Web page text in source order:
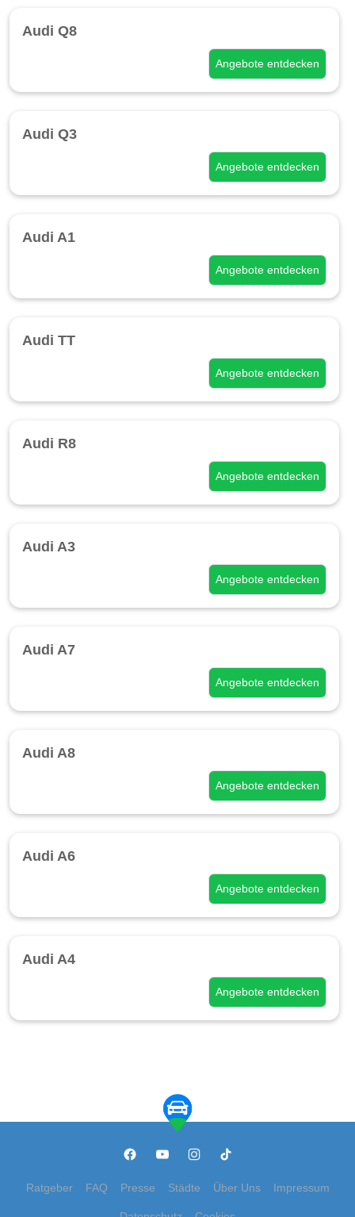
Audi Q8
Angebote entdecken
Audi Q3
Angebote entdecken
Audi A1
Angebote entdecken
Audi TT
Angebote entdecken
Audi R8
Angebote entdecken
Audi A3
Angebote entdecken
Audi A7
Angebote entdecken
Audi A8
Angebote entdecken
Audi A6
Angebote entdecken
Audi A4
Angebote entdecken
Ratgeber FAQ Presse Städte Über Uns Impressum